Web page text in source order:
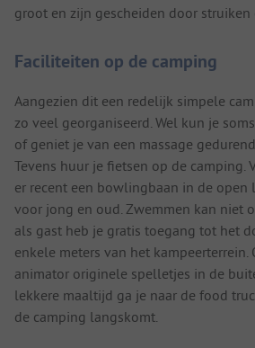
groot en zijn gescheiden door struiken
Faciliteiten op de camping
Aangezien dit een redelijk simpele
zo veel georganiseerd. Wel kun je
of geniet je van een massage
Tevens huur je fietsen op de camping.
er recent een bowlingbaan in de open
voor jong en oud. Zwemmen kan niet
als gast heb je gratis toegang tot het
enkele meters van het kampeerterrein.
animator originele spelletjes in de
lekkere maaltijd ga je naar de food
de camping langskomt.